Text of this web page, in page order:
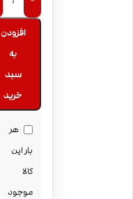
افزودن
به
سبد
خرید
هر
بار این
کالا
موجود